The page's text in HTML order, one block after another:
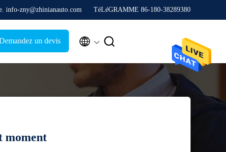
info-zny@zhinianauto.com TéLéGRAMME 86-180-38289380
un devis  
moment